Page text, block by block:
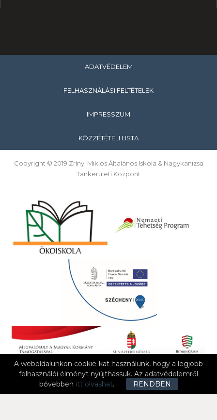
A weboldalunkon cookie-kat használunk, hogy a legjobb
felhasználói élményt nyújthassuk. Az adatvédelemről
bővebben itt olvashat. RENDBEN
ADATVÉDELEM
FELHASZNÁLÁSI FELTÉTELEK
IMPRESSZUM
KÖZZÉTÉTELI LISTA
Copyright © 2019 Zrínyi Miklós Általános Iskola & Nagykanizsa
Tankerületi Központ
.